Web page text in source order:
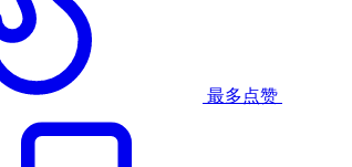
最多点赞